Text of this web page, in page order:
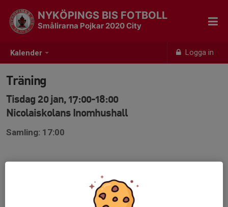
Kalender Logga in
NYKÖPINGS BIS FOTBOLL
Smålirarna Pojkar 2020 City
Träning
Tisdag 20 jan, 17:00-18:00
Nicolaiskolans Inomhushall
Samling: 17:00